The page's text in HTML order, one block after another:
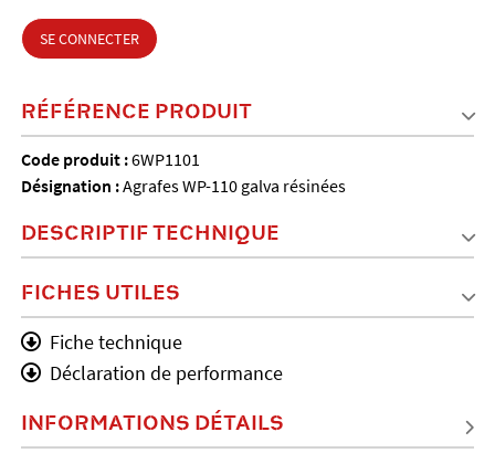
SE CONNECTER
RÉFÉRENCE PRODUIT
Code produit :6WP1101
Désignation :Agrafes WP-110 galva résinées
DESCRIPTIF TECHNIQUE
FICHES UTILES
Fiche technique
Déclaration de performance
INFORMATIONS DÉTAILS